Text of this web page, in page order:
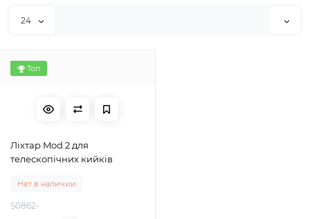
24
Топ
Ліхтар Mod.2 для
телескопічних кийків
Нет в наличии
S0862-